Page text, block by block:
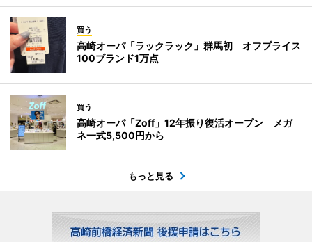
買う
高崎オーパ「ラックラック」群馬初 オフプライス
100ブランド1万点
買う
高崎オーパ「Zoff」12年振り復活オープン メガ
ネ一式5,500円から
もっと見る